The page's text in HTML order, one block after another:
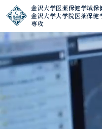
金沢大学医薬保健学域保
金沢大学大学院医薬保健
専攻